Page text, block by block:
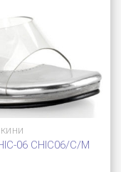
06 CHIC06/C/M